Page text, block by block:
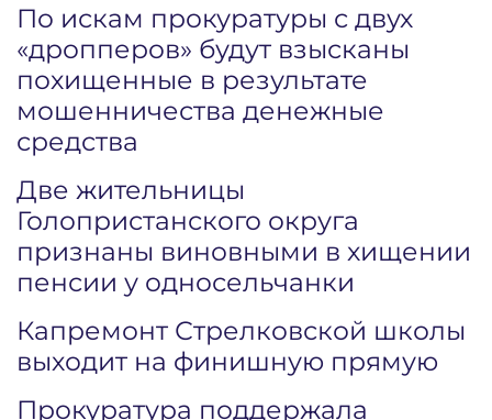
По искам прокуратуры с двух
«дропперов» будут взысканы
похищенные в результате
мошенничества денежные
средства
Две жительницы
Голопристанского округа
признаны виновными в хищении
пенсии у односельчанки
Капремонт Стрелковской школы
выходит на финишную прямую
Прокуратура поддержала